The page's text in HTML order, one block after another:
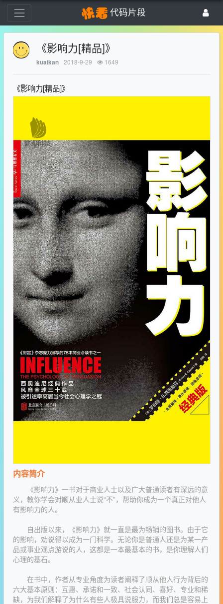
代码片段
《影响力[精品]》
kuaikan 2018-9-29 1649
《影响力[精品]》
内容简介
《影响力》一书对于商业人士以及广大普通读者有深远的意
义，教你学会对顺从业人士说“不”，帮助你成为一个真正对他人
有影响力的人。
自出版以来，《影响力》就一直是最为畅销的图书。由于它
的影响，劝说得以成为一门科学。无论你是普通人还是为某一产
品或事业观点游说的人，这都是一本最基本的书，是你理解人们
心理的基石。
在书中，作者从专业角度为读者阐释了顺从他人行为背后的
六大基本原则：互惠、承诺和一致、社会认同、喜好、专业和稀
缺，为我们解释了为什么有些人极具说服力，而我们总是容易上